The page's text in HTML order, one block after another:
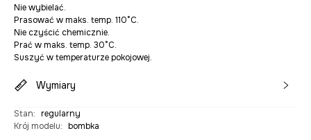
Nie wybielać.
Prasować w maks. temp. 110°C.
Nie czyścić chemicznie.
Prać w maks. temp. 30°C.
Suszyć w temperaturze pokojowej.
Wymiary
Stan: regularny
Krój modelu: bombka